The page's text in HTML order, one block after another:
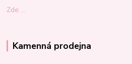
Zde: ...
Kamenná prodejna